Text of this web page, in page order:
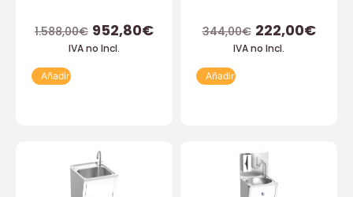
1.588,00€ 952,80€
IVA no Incl.
Añadir
344,00€ 222,00€
IVA no Incl.
Añadir